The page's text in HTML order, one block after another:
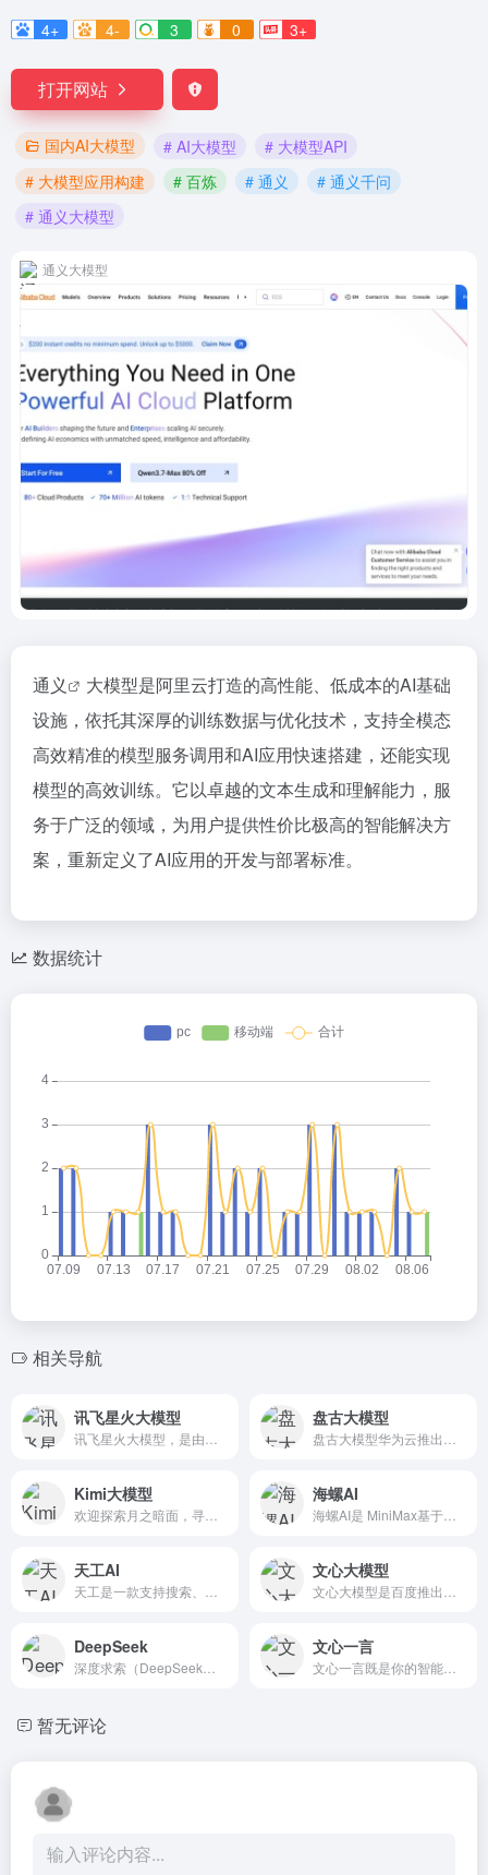
4+
4- 3 0 3+
打开网站
国内AI大模型 # AI大模型
# 大模型API
# 大模型应用构建
# 百炼 # 通义
# 通义千问
# 通义大模型
通义大模型
通义
大模型是阿里云打造的高性能、低成本的AI基础
设施，依托其深厚的训练数据与优化技术，支持全模态
高效精准的模型服务调用和AI应用快速搭建，还能实现
模型的高效训练。它以卓越的文本生成和理解能力，服
务于广泛的领域，为用户提供性价比极高的智能解决方
案，重新定义了AI应用的开发与部署标准。
数据统计
相关导航
讯飞星火大模型 盘古大模型
Kimi大模型 海螺AI
天工AI 文心大模型
DeepSeek 文心一言
暂无评论